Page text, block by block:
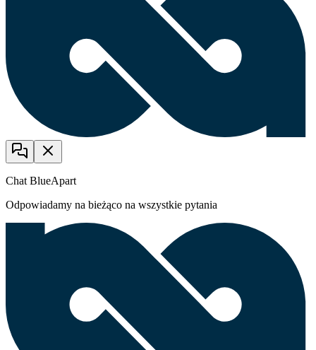
Chat BlueApart
Odpowiadamy na bieżąco na wszystkie pytania